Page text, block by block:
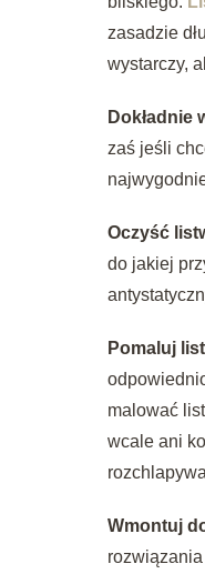
zasadzie
wystarczy,
Dokładnie
zaś jeśli
Oczyść
do jakiej
Pomaluj
malować
wcale ani
Wmontuj